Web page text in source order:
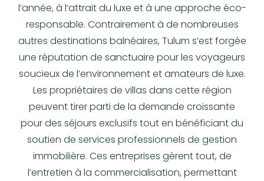
l’année, à l’attrait du luxe et à une approche éco-
responsable. Contrairement à de nombreuses
autres destinations balnéaires, Tulum s’est forgée
une réputation de sanctuaire pour les voyageurs
soucieux de l’environnement et amateurs de luxe.
Les propriétaires de villas dans cette région
peuvent tirer parti de la demande croissante
pour des séjours exclusifs tout en bénéficiant du
soutien de services professionnels de gestion
immobilière. Ces entreprises gèrent tout, de
l’entretien à la commercialisation, permettant